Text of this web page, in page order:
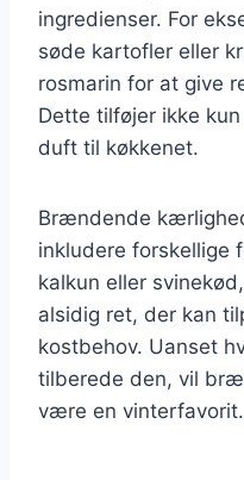
ingredienser. For
søde kartofler eller
rosmarin for at give
Dette tilføjer ikke
duft til køkkenet.
Brændende
inkludere forskellige
kalkun eller
alsidig ret, der kan
kostbehov. Uanset
tilberede den, vil
være en vinterfavorit.